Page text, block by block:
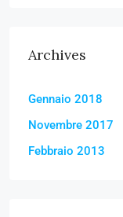
Archives
Gennaio 2018
Novembre 2017
Febbraio 2013